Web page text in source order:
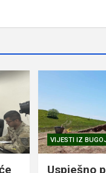
VIJESTI IZ
Uspješno